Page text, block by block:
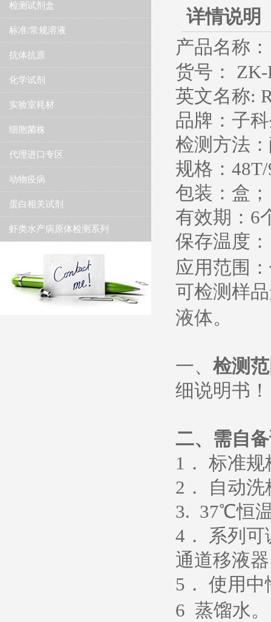
检测试剂盒
标准/常规溶液
抗体抗原
化学试剂
实验室耗材
细胞菌株
代理进口专区
动物疫病
蛋白相关试剂
虾类水产病原体检测系列
详情说明
产品名称：
货号： ZK-
英文名称:
品牌：子
检测方法
规格：
包装：盒；
有效期： 6
保存温度 ：
应用范围
可检测样
液体。
一、 检测
细说明书 ！
二、需自
1 ． 标准
2 ． 自动
3. 37℃恒
4 ． 系列
通道移液
5 ． 使用中
6 蒸馏水。